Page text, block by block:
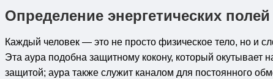
Определение энергетических
Каждый человек — это не просто физическое тело, но и
Эта аура подобна защитному кокону, который окутывает
защитой; аура также служит каналом для постоянного